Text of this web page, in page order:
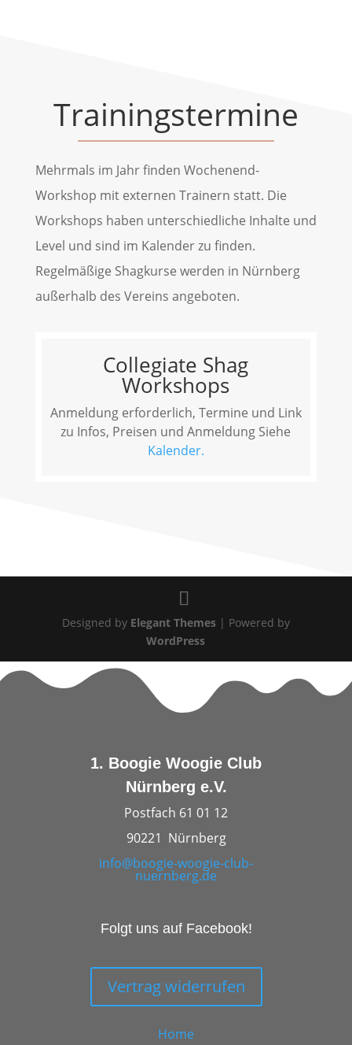
Trainingstermine
Mehrmals im Jahr finden Wochenend-
Workshop mit externen Trainern statt. Die
Workshops haben unterschiedliche Inhalte und
Level und sind im Kalender zu finden.
Regelmäßige Shagkurse werden in Nürnberg
außerhalb des Vereins angeboten.
Collegiate Shag
Workshops
Anmeldung erforderlich, Termine und Link
zu Infos, Preisen und Anmeldung Siehe
Kalender.
Designed by Elegant Themes| Powered by
WordPress
1. Boogie Woogie Club
Nürnberg e.V.
Postfach 61 01 12
90221 Nürnberg
info@boogie-woogie-club-
nuernberg.de
Folgt uns auf Facebook!
Vertrag widerrufen
Home